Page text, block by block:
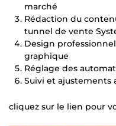
marché
Rédaction du
tunnel de vente
Design
graphique
Réglage des
Suivi et ajustements
cliquez sur le lien pour